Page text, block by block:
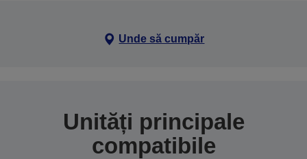
Unde să cumpăr
Unități principale
compatibile